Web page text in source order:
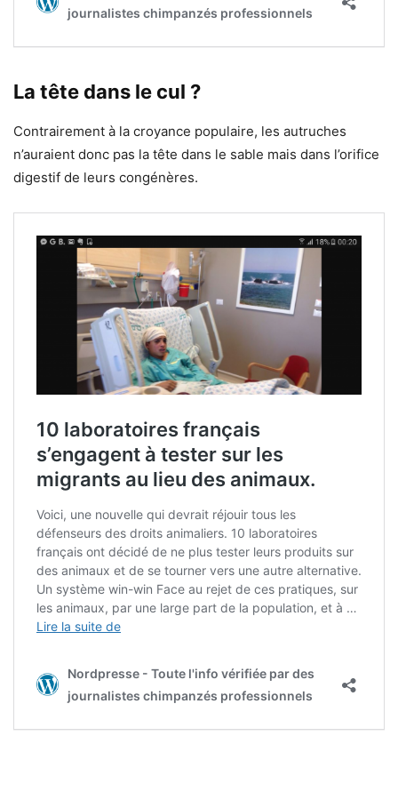
La tête dans le cul ?
Contrairement à la croyance populaire, les autruches
n’auraient donc pas la tête dans le sable mais dans l’orifice
digestif de leurs congénères.